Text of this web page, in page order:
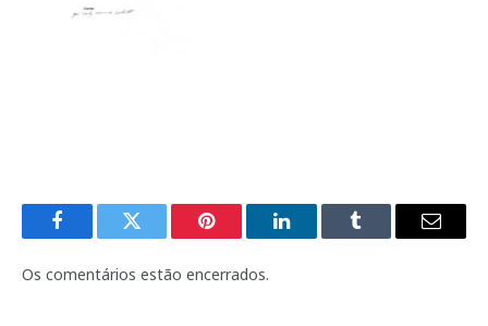
FacebookTwitter Pinterest LinkedInTumblr
E-
Os comentários estão encerrados.